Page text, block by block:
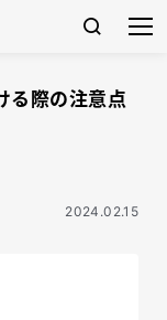
る際の注意点
2024.02.15